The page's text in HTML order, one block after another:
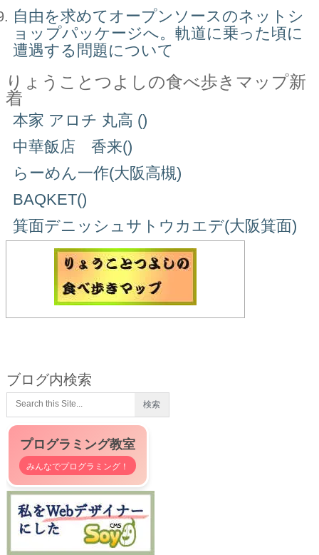
自由を求めてオープンソースのネットシ
ョップパッケージへ。軌道に乗った頃に
遭遇する問題について
りょうことつよしの食べ歩きマップ新
着
本家 アロチ 丸高 ()
中華飯店 香来()
らーめん一作(大阪高槻)
BAQKET()
箕面デニッシュサトウカエデ(大阪箕面)
ブログ内検索
プログラミング教室
みんなでプログラミング！